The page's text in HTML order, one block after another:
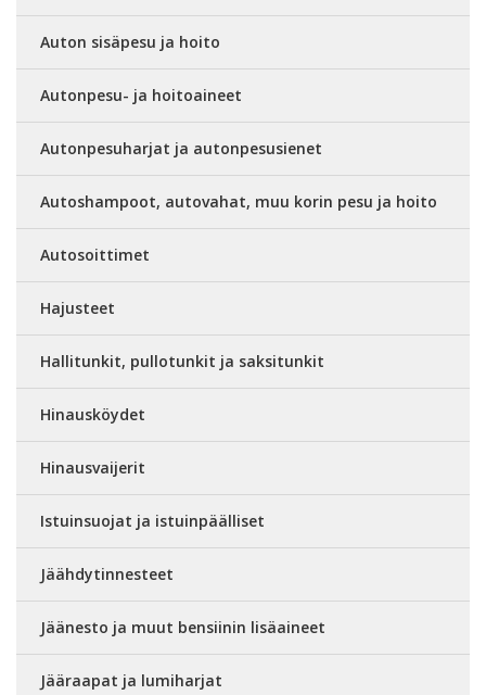
Auton sisäpesu ja hoito
Autonpesu- ja hoitoaineet
Autonpesuharjat ja autonpesusienet
Autoshampoot, autovahat, muu korin pesu ja hoito
Autosoittimet
Hajusteet
Hallitunkit, pullotunkit ja saksitunkit
Hinausköydet
Hinausvaijerit
Istuinsuojat ja istuinpäälliset
Jäähdytinnesteet
Jäänesto ja muut bensiinin lisäaineet
Jääraapat ja lumiharjat